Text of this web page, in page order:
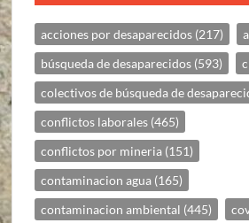
acciones por desaparecidos (217)
búsqueda de desaparecidos (593)
colectivos de búsqueda de
conflictos laborales (465)
conflictos por mineria (151)
contaminacion agua (165)
contaminacion ambiental (445)